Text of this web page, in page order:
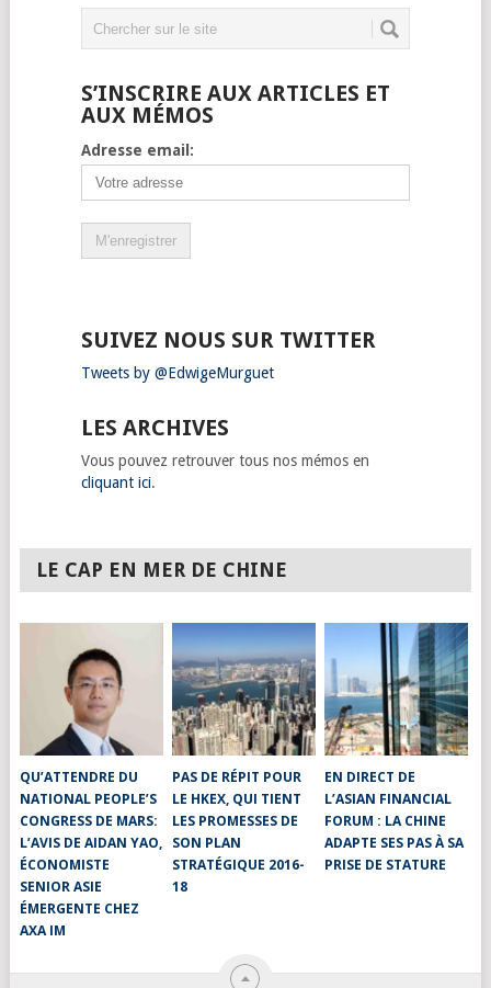
S’INSCRIRE AUX ARTICLES ET
AUX MÉMOS
Adresse email:
SUIVEZ NOUS SUR TWITTER
Tweets by @EdwigeMurguet
LES ARCHIVES
Vous pouvez retrouver tous nos mémos en
cliquant ici.
LE CAP EN MER DE CHINE
QU’ATTENDRE DU
NATIONAL PEOPLE’S
CONGRESS DE MARS:
L’AVIS DE AIDAN YAO,
ÉCONOMISTE
SENIOR ASIE
ÉMERGENTE CHEZ
AXA IM
PAS DE RÉPIT POUR
LE HKEX, QUI TIENT
LES PROMESSES DE
SON PLAN
STRATÉGIQUE 2016-
18
EN DIRECT DE
L’ASIAN FINANCIAL
FORUM : LA CHINE
ADAPTE SES PAS À SA
PRISE DE STATURE